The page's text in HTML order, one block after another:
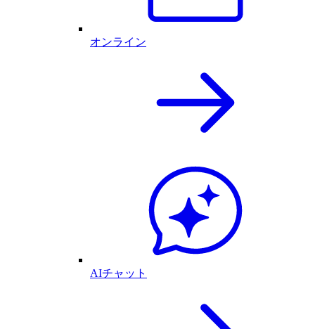
オンライン
AIチャット